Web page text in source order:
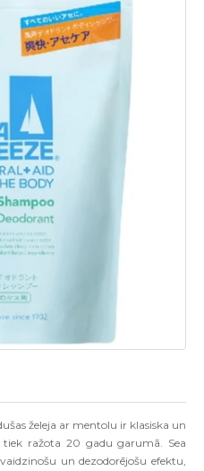
želeja ar mentolu ir klasiska un
tiek ražota 20 gadu garumā. Sea
un dezodorējošu efektu,